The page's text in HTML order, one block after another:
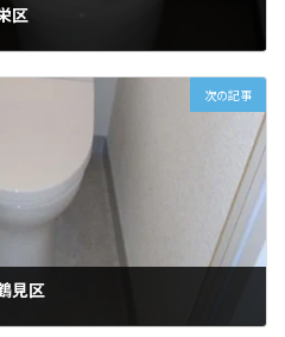
区
次の記事
見区